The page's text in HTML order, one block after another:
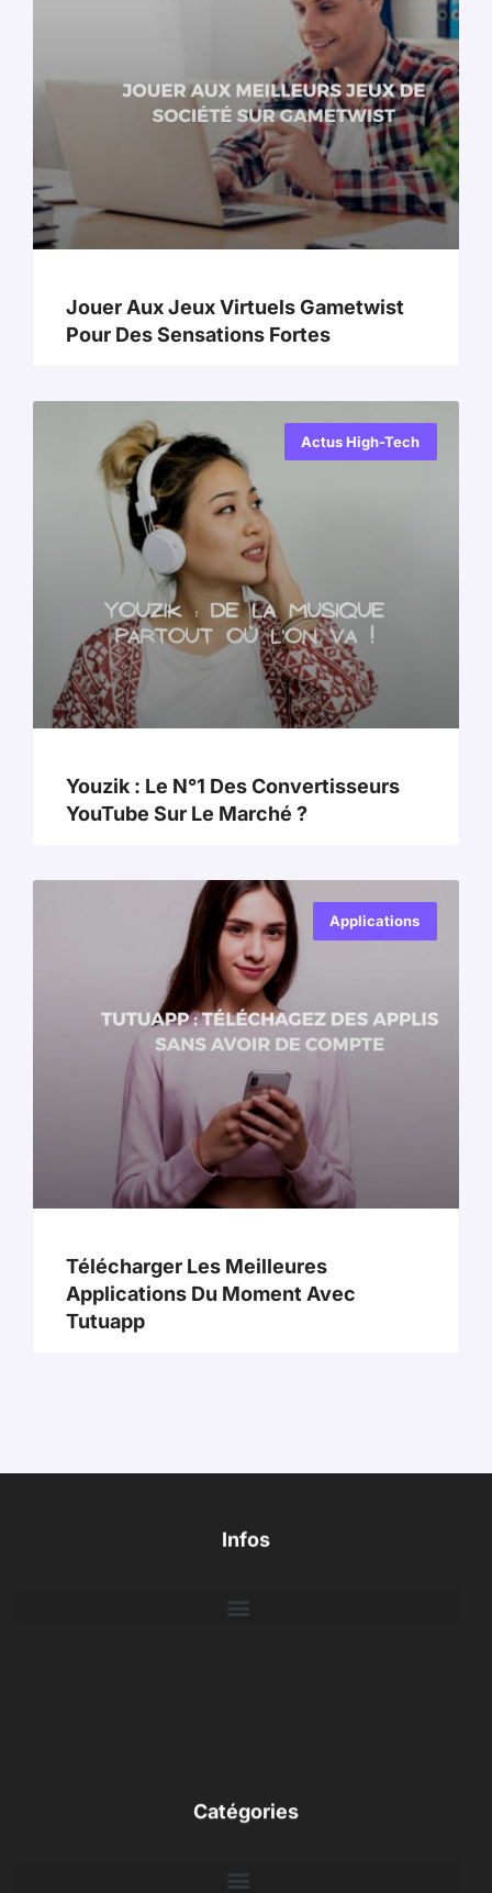
Jouer Aux Jeux Virtuels Gametwist
Pour Des Sensations Fortes
Actus High-Tech
Youzik : Le N°1 Des Convertisseurs
YouTube Sur Le Marché ?
Applications
Télécharger Les Meilleures
Applications Du Moment Avec
Tutuapp
Infos
Catégories